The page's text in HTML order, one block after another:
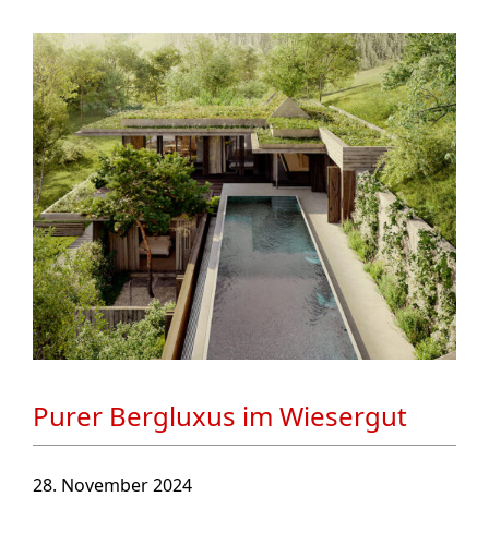
Purer Bergluxus im Wiesergut
28. November 2024